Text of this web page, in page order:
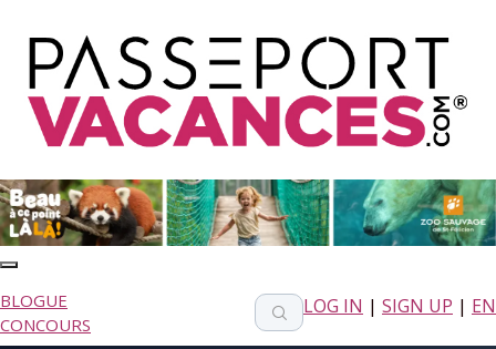
BLOGUE
CONCOURS
LOG IN | SIGN UP | EN